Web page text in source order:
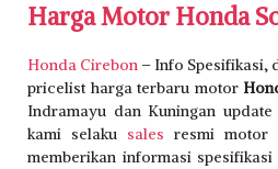
Harga Motor Honda
Honda Cirebon – Info Spesifikasi,
pricelist harga terbaru motor
Indramayu dan Kuningan
kami selaku sales resmi motor
memberikan informasi